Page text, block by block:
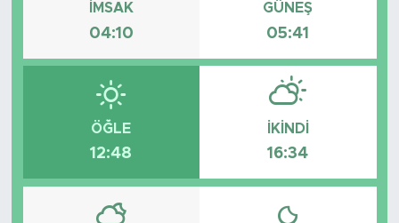
İMSAK
04:10
GÜNEŞ
05:41
ÖĞLE
12:48
İKINDI
16:34